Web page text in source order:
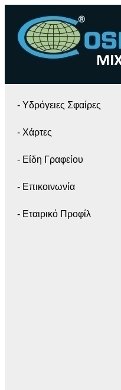
- Yδρόγειες Σφαίρες
- Χάρτες
- Είδη Γραφείου
- Επικοινωνία
- Εταιρικό Προφίλ